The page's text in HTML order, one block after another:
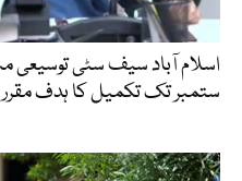
ستمبر تک تکمیل کا ہدف مقرر